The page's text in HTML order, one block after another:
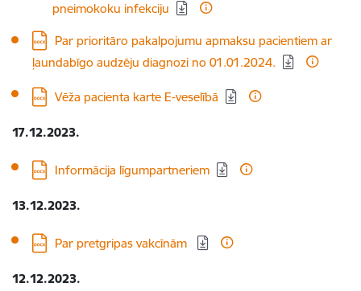
pneimokoku infekciju
Lejupielādēt:
Par prioritāro pakalpojumu apmaksu pacientiem ar
ļaundabīgo audzēju diagnozi no 01.01.2024.
Lejupielādēt:
Vēža pacienta karte E-veselībā
17.12.2023.
Lejupielādēt:
Informācija līgumpartneriem
13.12.2023.
Lejupielādēt:
Par pretgripas vakcīnām
12.12.2023.